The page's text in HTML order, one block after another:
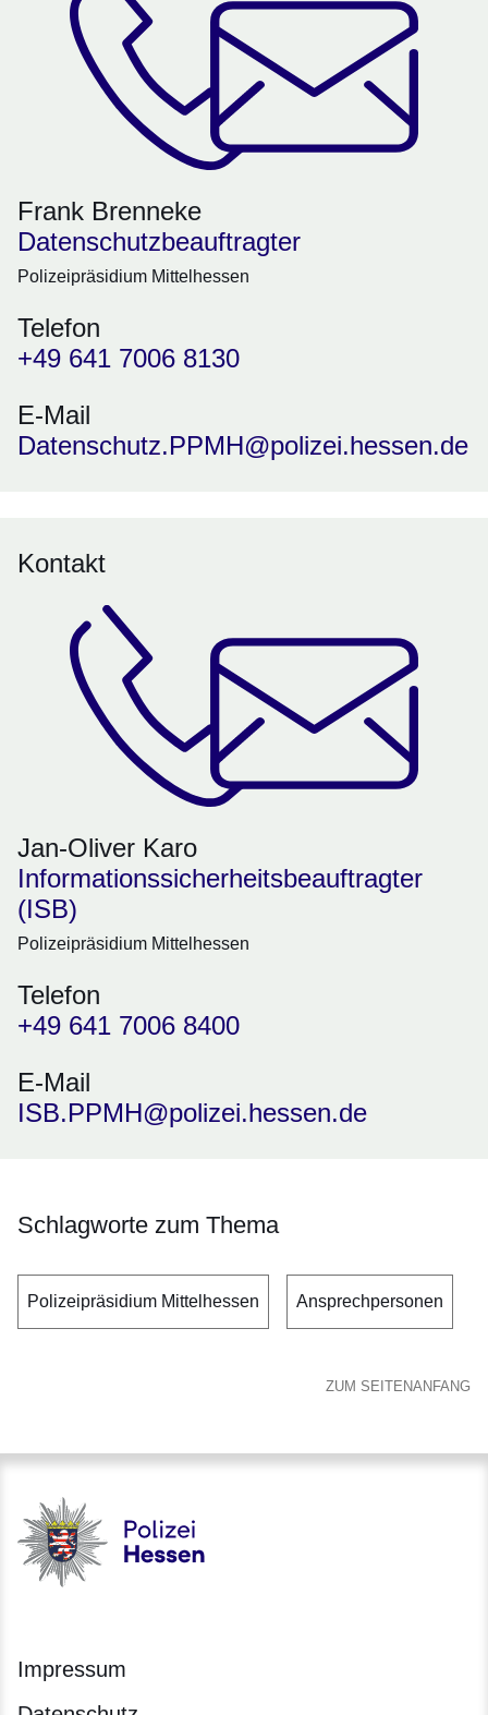
Frank Brenneke
Datenschutzbeauftragter
Polizeipräsidium Mittelhessen
Telefon
+49 641 7006 8130
E-Mail
Datenschutz.PPMH@polizei.hessen.de
Kontakt
Jan-Oliver Karo
Informationssicherheitsbeauftragter
(ISB)
Polizeipräsidium Mittelhessen
Telefon
+49 641 7006 8400
E-Mail
ISB.PPMH@polizei.hessen.de
Schlagworte zum Thema
Polizeipräsidium Mittelhessen Ansprechpersonen
ZUM SEITENANFANG
Polizei - Polizei.hessen.de
Impressum